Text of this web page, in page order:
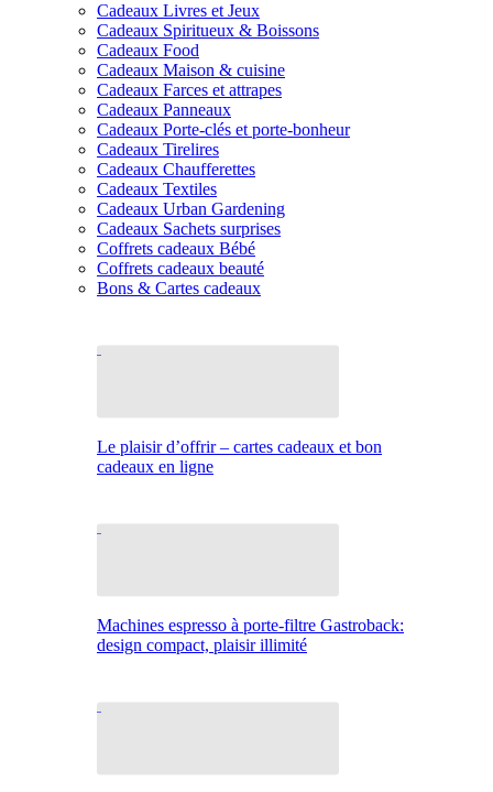
Cadeaux Livres et Jeux
Cadeaux Spiritueux & Boissons
Cadeaux Food
Cadeaux Maison & cuisine
Cadeaux Farces et attrapes
Cadeaux Panneaux
Cadeaux Porte-clés et porte-bonheur
Cadeaux Tirelires
Cadeaux Chaufferettes
Cadeaux Textiles
Cadeaux Urban Gardening
Cadeaux Sachets surprises
Coffrets cadeaux Bébé
Coffrets cadeaux beauté
Bons & Cartes cadeaux
Le plaisir d’offrir – cartes cadeaux et bon
cadeaux en ligne
Machines espresso à porte-filtre Gastroback:
design compact, plaisir illimité